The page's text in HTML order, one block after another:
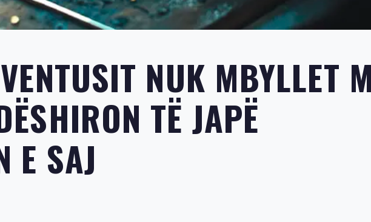
NUK MBYLLET
TË JAPË
E SAJ